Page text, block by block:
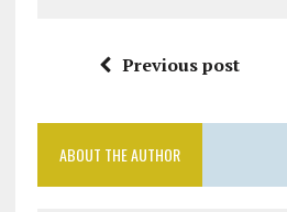
Previous post
ABOUT THE AUTHOR